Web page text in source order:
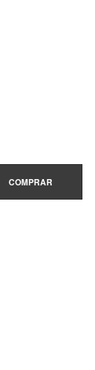
COMPRAR